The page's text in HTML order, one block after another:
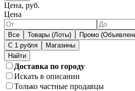
Цена, руб.
Цена
Все Товары (Лоты) Промо
С 1 рубля
Магазины
Доставка по городу
Искать в описании
Только частные продавцы